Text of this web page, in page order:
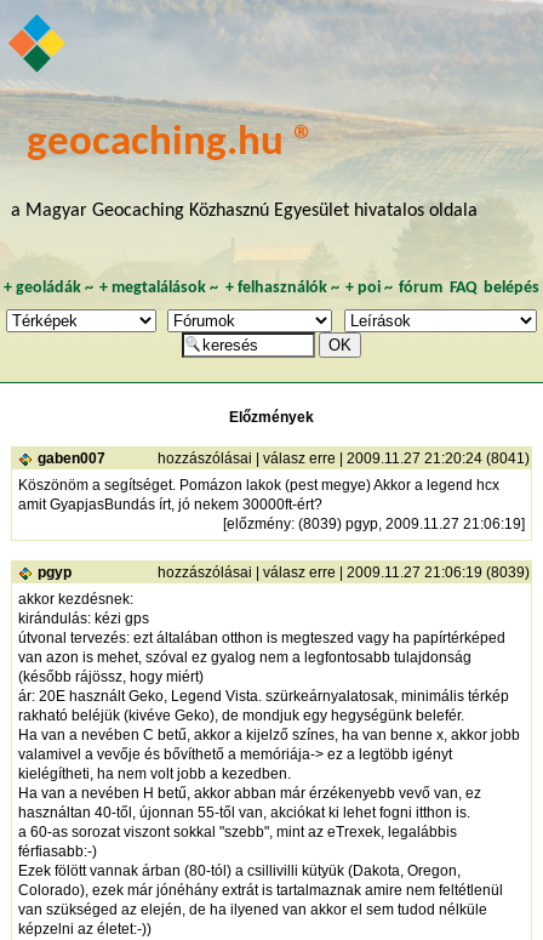
geocaching.hu ®
a Magyar Geocaching Közhasznú Egyesület hivatalos oldala
+ geoládák~ +megtalálások ~ + felhasználók~ + poi~ fórum FAQ belépés
Előzmények
gaben007 hozzászólásai válasz erre | 2009.11.27 21:20:24 (8041)
Köszönöm a segítséget. Pomázon lakok (pest megye) Akkor a legend hcx
amit GyapjasBundás írt, jó nekem 30000ft-ért?
[előzmény: (8039) pgyp, 2009.11.27 21:06:19]
pgyp hozzászólásai válasz erre | 2009.11.27 21:06:19 (8039)
akkor kezdésnek:
kirándulás: kézi gps
útvonal tervezés: ezt általában otthon is megteszed vagy ha papírtérképed
van azon is mehet, szóval ez gyalog nem a legfontosabb tulajdonság
(később rájössz, hogy miért)
ár: 20E használt Geko, Legend Vista. szürkeárnyalatosak, minimális térkép
rakható beléjük (kivéve Geko), de mondjuk egy hegységünk belefér.
Ha van a nevében C betű, akkor a kijelző színes, ha van benne x, akkor jobb
valamivel a vevője és bővíthető a memóriája-> ez a legtöbb igényt
kielégítheti, ha nem volt jobb a kezedben.
Ha van a nevében H betű, akkor abban már érzékenyebb vevő van, ez
használtan 40-től, újonnan 55-től van, akciókat ki lehet fogni itthon is.
a 60-as sorozat viszont sokkal "szebb", mint az eTrexek, legalábbis
férfiasabb:-)
Ezek fölött vannak árban (80-tól) a csillivilli kütyük (Dakota, Oregon,
Colorado), ezek már jónéhány extrát is tartalmaznak amire nem feltétlenül
van szükséged az elején, de ha ilyened van akkor el sem tudod nélküle
képzelni az életet:-))